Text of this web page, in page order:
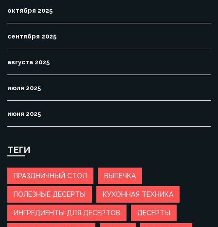
октября 2025
сентября 2025
августа 2025
июля 2025
июня 2025
ТЕГИ
ПРАЗДНИЧНЫЙ СТОЛ ВЫПЕЧКА
ПОЛЕЗНЫЕ ДЕСЕРТЫ КУХОННАЯ ТЕХНИКА
ИНГРЕДИЕНТЫ ДЛЯ ДЕСЕРТОВ ДЕСЕРТЫ